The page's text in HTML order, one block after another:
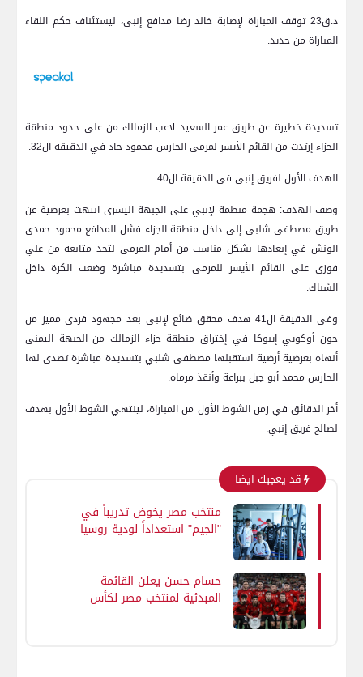
د.ق23 توقف المباراة لإصابة خالد رضا مدافع إنبي، ليستئناف حكم اللقاء
المباراة من جديد.
تسديدة خطيرة عن طريق عمر السعيد لاعب الزمالك من على حدود منطقة
الجزاء إرتدت من القائم الأيسر لمرمى الحارس محمود جاد في الدقيقة ال32.
الهدف الأول لفريق إنبي في الدقيقة ال40.
وصف الهدف: هجمة منظمة لإنبي على الجبهة اليسرى انتهت بعرضية عن
طريق مصطفى شلبي إلى داخل منطقة الجزاء فشل المدافع محمود حمدي
الونش في إبعادها بشكل مناسب من أمام المرمى لتجد متابعة من علي
فوزي على القائم الأيسر للمرمى بتسديدة مباشرة وضعت الكرة داخل
الشباك.
وفي الدقيقة ال41 هدف محقق ضائع لإنبي بعد مجهود فردي مميز من
جون أوكويي إيبوكا في إختراق منطقة جزاء الزمالك من الجبهة اليمنى
أنهاه بعرضية أرضية استقبلها مصطفى شلبي بتسديدة مباشرة تصدى لها
الحارس محمد أبو جبل ببراعة وأنقذ مرماه.
أخر الدقائق في زمن الشوط الأول من المباراة، لينتهي الشوط الأول بهدف
لصالح فريق إنبي.
قد يعجبك ايضا
منتخب مصر يخوض تدريباً في
"الجيم" استعداداً لودية روسيا
حسام حسن يعلن القائمة
المبدئية لمنتخب مصر لكأس